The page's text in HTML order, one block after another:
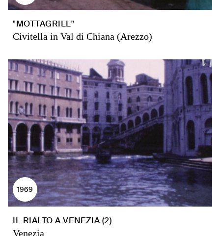
"MOTTAGRILL"
Civitella in Val di Chiana (Arezzo)
1969
IL RIALTO A VENEZIA (2)
Venezia